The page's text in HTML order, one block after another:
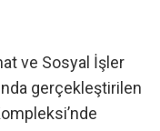
ve Sosyal İşler
gerçekleştirilen